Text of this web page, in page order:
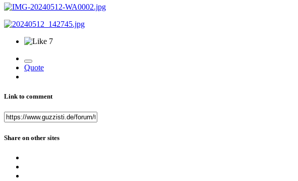
7
Quote
Link to comment
Share on other sites